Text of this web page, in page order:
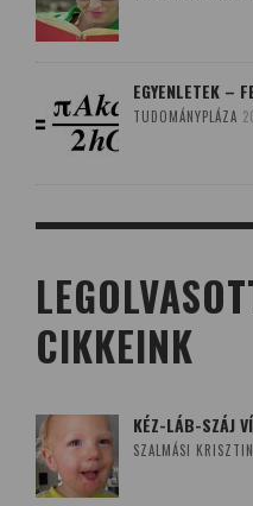
EGYENLETEK –
TUDOMÁNYPLÁZA
CIKKEINK
KÉZ-LÁB-SZÁJ
SZALMÁSI